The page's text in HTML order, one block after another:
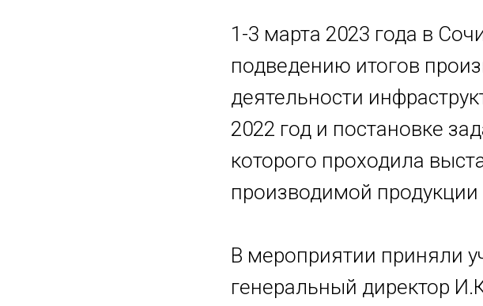
1-3 марта 2023 года в
подведению итогов
деятельности
2022 год и постановке
которого проходила
производимой
В мероприятии приняли
генеральный директор